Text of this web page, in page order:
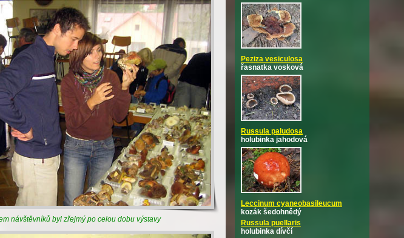
návštěvníků byl zřejmý po celou dobu výstavy
Peziza vesiculosa
řasnatka vosková
Russula paludosa
holubinka jahodová
Leccinum cyaneobasileucum
kozák šedohnědý
Russula puellaris
holubinka dívčí